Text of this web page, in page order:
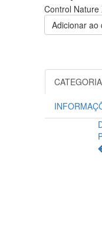
Control Nature
Adicionar ao